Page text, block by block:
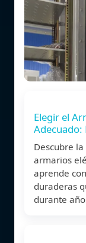
Elegir el
Adecuado:
Descubre
armarios
aprende
duraderas
durante